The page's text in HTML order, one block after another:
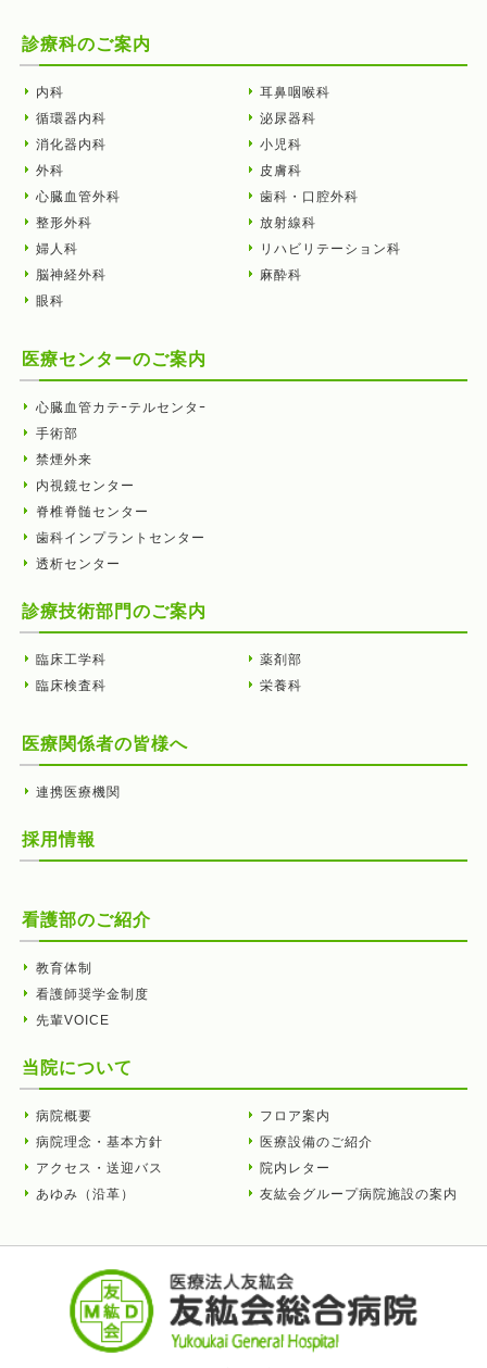
診療科のご案内
内科
循環器内科
消化器内科
外科
心臓血管外科
整形外科
婦人科
脳神経外科
眼科
耳鼻咽喉科
泌尿器科
小児科
皮膚科
歯科・口腔外科
放射線科
リハビリテーション科
麻酔科
医療センターのご案内
心臓血管カテｰテルセンタｰ
手術部
禁煙外来
内視鏡センター
脊椎脊髄センター
歯科インプラントセンター
透析センター
診療技術部門のご案内
臨床工学科
臨床検査科
薬剤部
栄養科
医療関係者の皆様へ
連携医療機関
採用情報
看護部のご紹介
教育体制
看護師奨学金制度
先輩VOICE
当院について
病院概要
病院理念・基本方針
アクセス・送迎バス
あゆみ（沿革）
フロア案内
医療設備のご紹介
院内レター
友紘会グループ病院施設の案内